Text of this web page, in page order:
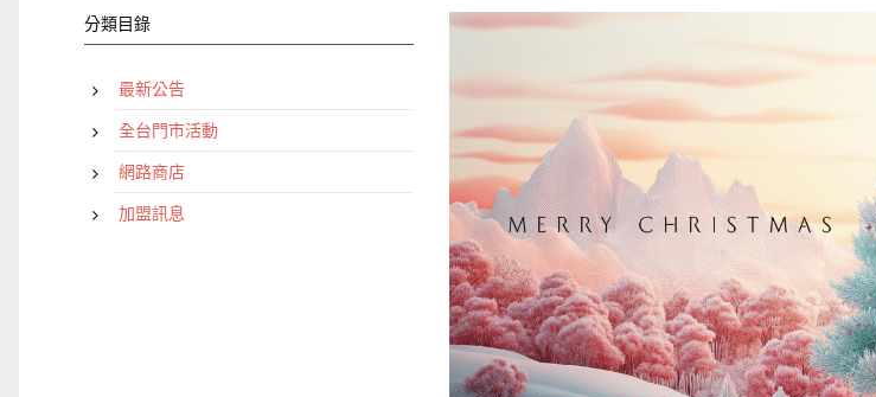
分類目錄
最新公告
全台門市活動
網路商店
加盟訊息